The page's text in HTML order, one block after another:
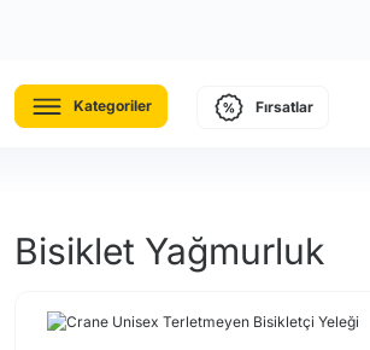
Kategoriler Fırsatlar
Bisiklet Yağmurluk